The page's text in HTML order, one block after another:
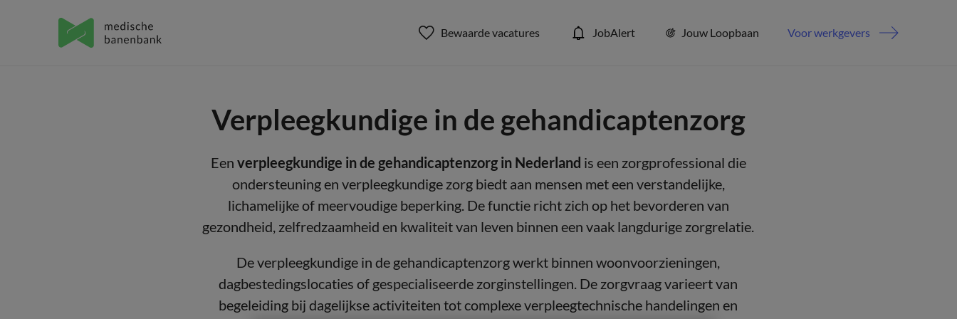
Bewaarde vacatures JobAlert Jouw Loopbaan Voor werkgevers
Verpleegkundige in de gehandicaptenzorg
Een verpleegkundige in de gehandicaptenzorg in Nederland is een zorgprofessional die
ondersteuning en verpleegkundige zorg biedt aan mensen met een verstandelijke,
lichamelijke of meervoudige beperking. De functie richt zich op het bevorderen van
gezondheid, zelfredzaamheid en kwaliteit van leven binnen een vaak langdurige zorgrelatie.
De verpleegkundige in de gehandicaptenzorg werkt binnen woonvoorzieningen,
dagbestedingslocaties of gespecialiseerde zorginstellingen. De zorgvraag varieert van
begeleiding bij dagelijkse activiteiten tot complexe verpleegtechnische handelingen en